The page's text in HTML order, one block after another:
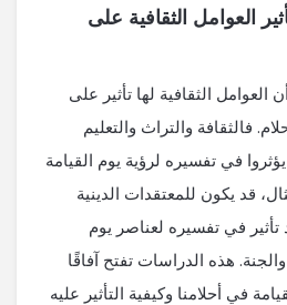
العوامل الثقافية على
الثقافية لها تأثير على
فالثقافة والتراث والتعليم
يؤثروا في تفسيره لرؤية يوم القيامة
قد يكون للمعتقدات الدينية
تأثير في تفسيره لعناصر يوم
والجنة. هذه الدراسات تفتح آفاقًا
في أحلامنا وكيفية التأثير عليه